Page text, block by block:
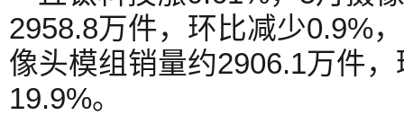
2958.8万件，环比减少0.9%
像头模组销量约2906.1万件
19.9%。